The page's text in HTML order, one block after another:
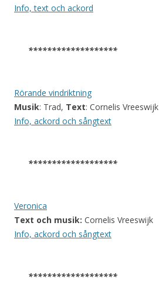
Info, text och ackord
*******************
Rörande vindriktning
Musik: Trad, Text: Cornelis Vreeswijk
Info, ackord och sångtext
*******************
Veronica
Text och musik: Cornelis Vreeswijk
Info, ackord och sångtext
*******************